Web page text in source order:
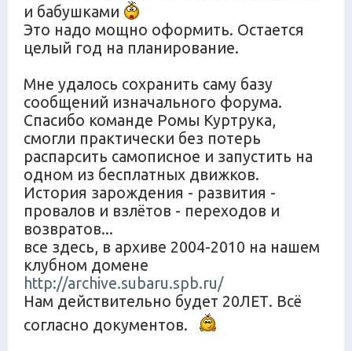
и бабушками
Это надо мощно оформить. Остается
целый год на планирование.
Мне удалось сохранить саму базу
сообщений изначального форума.
Спасибо команде Ромы Куртрука,
смогли практически без потерь
распарсить самописное и запустить на
одном из бесплатных движков.
История зарождения - развития -
провалов и взлётов - переходов и
возвратов...
все здесь, в архиве 2004-2010 на нашем
клубном домене
http://archive.subaru.spb.ru/
Нам действительно будет 20ЛЕТ. Всё
согласно документов.